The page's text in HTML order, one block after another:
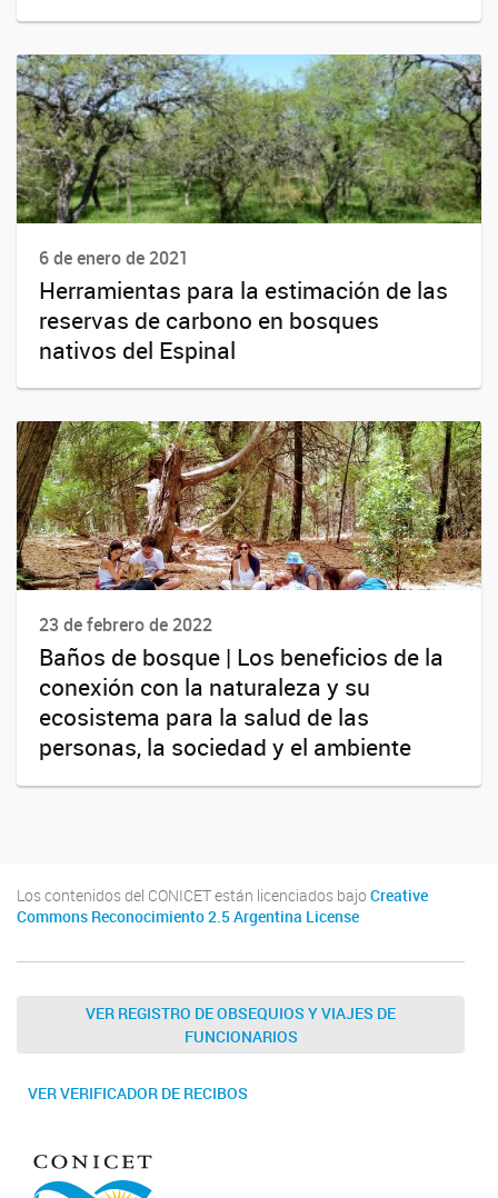
6 de enero de 2021
Herramientas para la estimación de las
reservas de carbono en bosques
nativos del Espinal
23 de febrero de 2022
Baños de bosque | Los beneficios de la
conexión con la naturaleza y su
ecosistema para la salud de las
personas, la sociedad y el ambiente
Los contenidos del CONICET están licenciados bajo Creative
Commons Reconocimiento 2.5 Argentina License
VER REGISTRO DE OBSEQUIOS Y VIAJES DE
FUNCIONARIOS
VER VERIFICADOR DE RECIBOS